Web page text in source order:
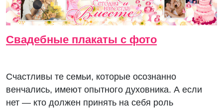
Свадебные плакаты с фото
Счастливы те семьи, которые осознанно
венчались, имеют опытного духовника. А если
нет — кто должен принять на себя роль